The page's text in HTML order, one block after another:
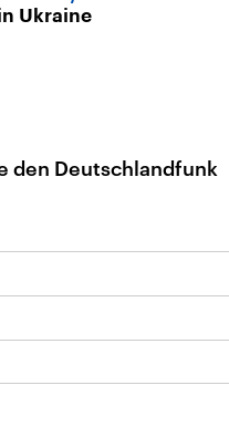
Ukraine
den Deutschlandfunk
auf dlf.de
App